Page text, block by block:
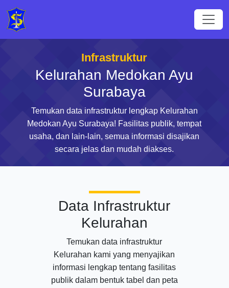
Infrastruktur
Kelurahan Medokan Ayu
Surabaya
Temukan data infrastruktur lengkap Kelurahan
Medokan Ayu Surabaya! Fasilitas publik, tempat
usaha, dan lain-lain, semua informasi disajikan
secara jelas dan mudah diakses.
Data Infrastruktur
Kelurahan
Temukan data infrastruktur
Kelurahan kami yang menyajikan
informasi lengkap tentang fasilitas
publik dalam bentuk tabel dan peta